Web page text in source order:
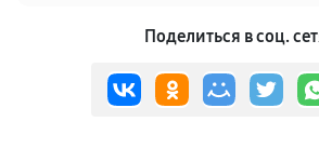
Поделиться в соц.